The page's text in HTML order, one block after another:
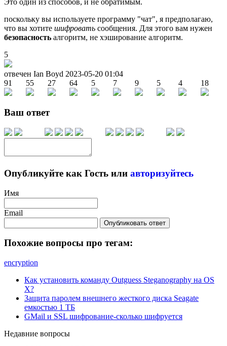
поскольку вы используете программу "чат", я предполагаю,
что вы хотите шифровать сообщения. Для этого вам нужен
безопасность алгоритм, не хэширование алгоритм.
5
отвечен Ian Boyd 2023-05-20 01:04
91
55 27 64 5 7 9 5 4 18
Ваш ответ
Опубликуйте как Гость или авторизуйтесь
Имя
Email
Опубликовать ответ
Похожие вопросы про тегам:
encryption
Как установить команду Outguess Steganography на OS
X?
Защита паролем внешнего жесткого диска Seagate
емкостью 1 ТБ
GMail и SSL шифрование-сколько шифруется
Недавние вопросы